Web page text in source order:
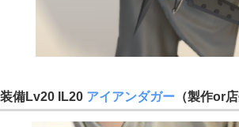
装備Lv20 IL20 アイアンダガー （製作or店